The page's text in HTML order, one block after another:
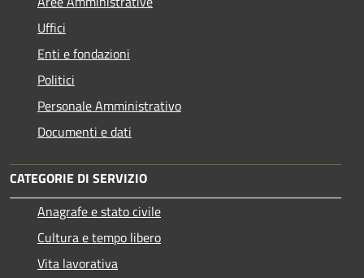
Uffici
Enti e fondazioni
Politici
Personale Amministrativo
Documenti e dati
CATEGORIE DI SERVIZIO
Anagrafe e stato civile
Cultura e tempo libero
Vita lavorativa